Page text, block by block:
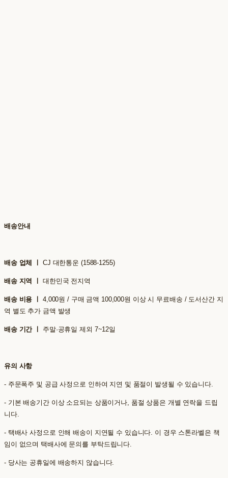
배송안내
배송 업체 ㅣ CJ 대한통운 (1588-1255)
배송 지역 ㅣ 대한민국 전지역
배송 비용 ㅣ 4,000원 / 구매 금액 100,000원 이상 시 무료배송 / 도서산간 지
역 별도 추가 금액 발생
배송 기간 ㅣ 주말·공휴일 제외 7~12일
유의 사항
- 주문폭주 및 공급 사정으로 인하여 지연 및 품절이 발생될 수 있습니다.
- 기본 배송기간 이상 소요되는 상품이거나, 품절 상품은 개별 연락을 드립
니다.
- 택배사 사정으로 인해 배송이 지연될 수 있습니다. 이 경우 스톤라벨은 책
임이 없으며 택배사에 문의를 부탁드립니다.
- 당사는 공휴일에 배송하지 않습니다.